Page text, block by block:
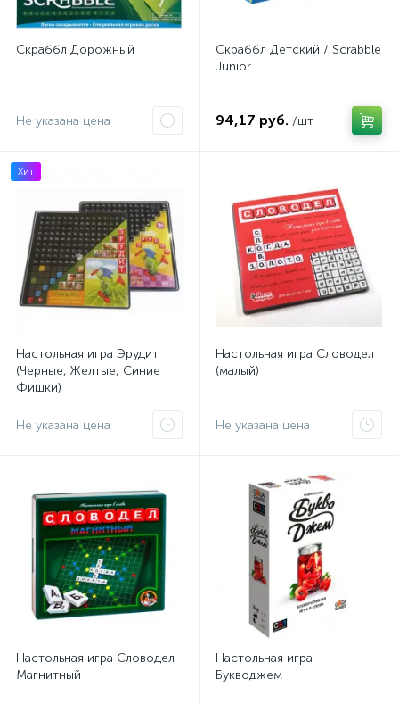
Скраббл Дорожный
Не указана цена
Скраббл Детский / Scrabble
Junior
94,17 руб. /шт
Хит
Настольная игра Эрудит
(Черные, Желтые, Синие
Фишки)
Не указана цена
Настольная игра Словодел
(малый)
Не указана цена
Настольная игра Словодел
Магнитный
Настольная игра
Букводжем